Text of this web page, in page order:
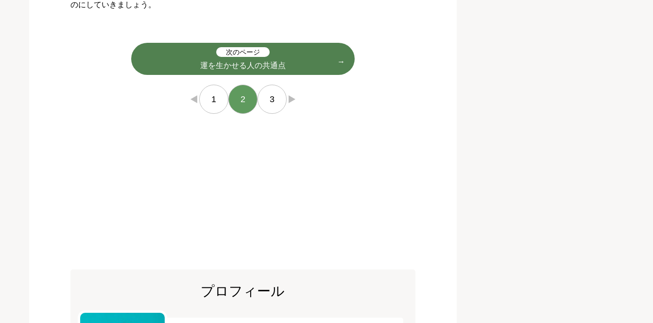
のにしていきましょう。
次のページ
運を生かせる人の共通点
← 1 2 3 →
プロフィール